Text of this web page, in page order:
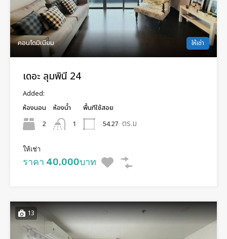
คอนโดมิเนียม ให้เช่า
เดอะ ลุมพินี 24
Added:
ห้องนอน
2
ห้องน้ำ
1
พื้นทีใช้สอย
54.27 ตร.ม
ให้เช่า
ราคา 40,000บาท
13